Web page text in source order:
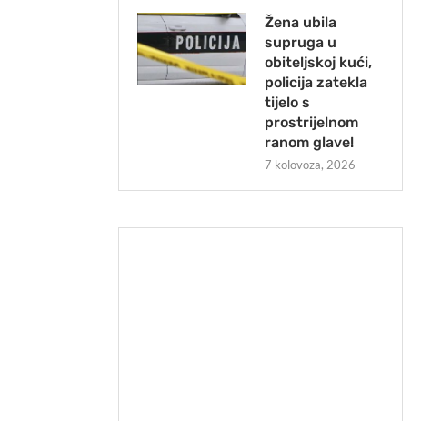
Žena ubila
supruga u
obiteljskoj kući,
policija zatekla
tijelo s
prostrijelnom
ranom glave!
7 kolovoza, 2026